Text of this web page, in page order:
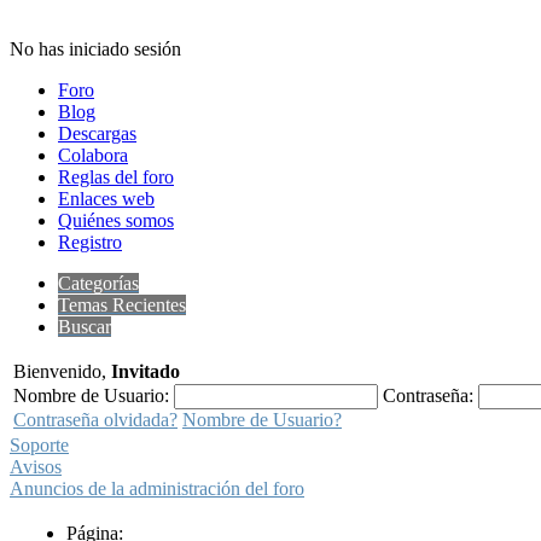
No has iniciado sesión
Foro
Blog
Descargas
Colabora
Reglas del foro
Enlaces web
Quiénes somos
Registro
Categorías
Temas Recientes
Buscar
Bienvenido, Invitado
Nombre de Usuario:
Contraseña:
Contraseña olvidada? Nombre de Usuario?
Soporte
Avisos
Anuncios de la administración del foro
Página: